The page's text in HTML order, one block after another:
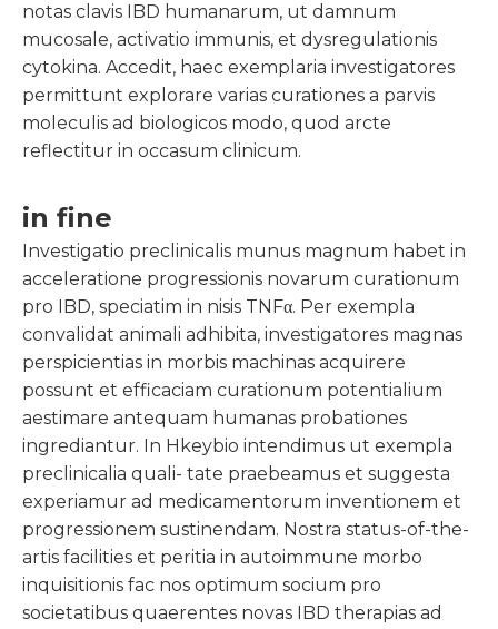
notas clavis IBD humanarum, ut damnum
mucosale, activatio immunis, et dysregulationis
cytokina. Accedit, haec exemplaria investigatores
permittunt explorare varias curationes a parvis
moleculis ad biologicos modo, quod arcte
reflectitur in occasum clinicum.
in fine
Investigatio preclinicalis munus magnum habet in
acceleratione progressionis novarum curationum
pro IBD, speciatim in nisis TNFα. Per exempla
convalidat animali adhibita, investigatores magnas
perspicientias in morbis machinas acquirere
possunt et efficaciam curationum potentialium
aestimare antequam humanas probationes
ingrediantur. In Hkeybio intendimus ut exempla
preclinicalia quali- tate praebeamus et suggesta
experiamur ad medicamentorum inventionem et
progressionem sustinendam. Nostra status-of-the-
artis facilities et peritia in autoimmune morbo
inquisitionis fac nos optimum socium pro
societatibus quaerentes novas IBD therapias ad